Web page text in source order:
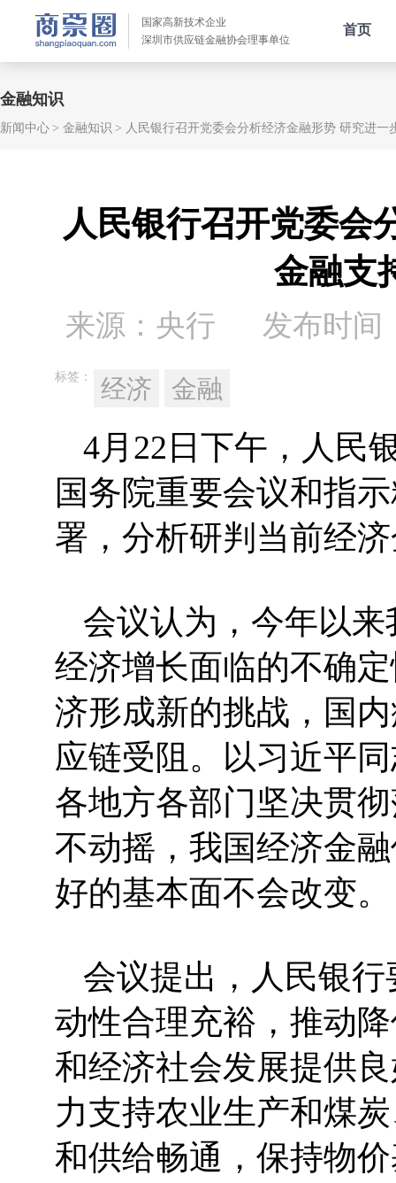
国家高新技术企业
深圳市供应链金融协会理事单位
首页
金融知识
新闻中心 金融知识 人民银行召开党委会分析经济金融形势 研究进
人民银行召开党委会
金融支
来源：央行 发布时间
标签： 经济 金融
4月22日下午，人民
国务院重要会议和指
署，分析研判当前经
会议认为，今年以
经济增长面临的不确
济形成新的挑战，国
应链受阻。以习近平
各地方各部门坚决贯
不动摇，我国经济金
好的基本面不会改变。
会议提出，人民银
动性合理充裕，推动
和经济社会发展提供
力支持农业生产和煤
和供给畅通，保持物